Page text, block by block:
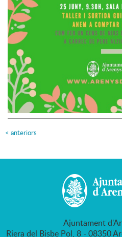
< anteriors
Ajuntament
Riera del Bisbe Pol, 8 - 08350